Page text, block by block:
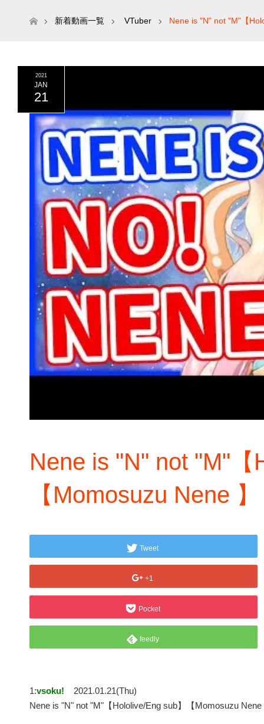
ホーム新着動画一覧 VTuber Nene is "N" not "M"【
2021
JAN
21
Nene is "N" not "M"
【Momosuzu Nene 】
Tweet
+1
Pocket
feedly
1:vsoku!
2021.01.21(Thu)
Nene is "N" not "M"【Hololive/Eng sub】【Momosuzu